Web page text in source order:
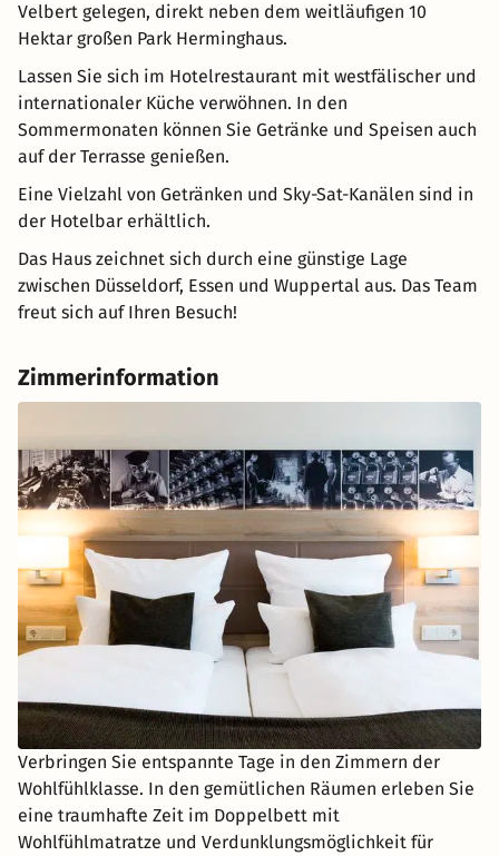
Velbert gelegen, direkt neben dem weitläufigen 10
Hektar großen Park Herminghaus.
Lassen Sie sich im Hotelrestaurant mit westfälischer und
internationaler Küche verwöhnen. In den
Sommermonaten können Sie Getränke und Speisen auch
auf der Terrasse genießen.
Eine Vielzahl von Getränken und Sky-Sat-Kanälen sind in
der Hotelbar erhältlich.
Das Haus zeichnet sich durch eine günstige Lage
zwischen Düsseldorf, Essen und Wuppertal aus. Das Team
freut sich auf Ihren Besuch!
Zimmerinformation
Verbringen Sie entspannte Tage in den Zimmern der
Wohlfühlklasse. In den gemütlichen Räumen erleben Sie
eine traumhafte Zeit im Doppelbett mit
Wohlfühlmatratze und Verdunklungsmöglichkeit für